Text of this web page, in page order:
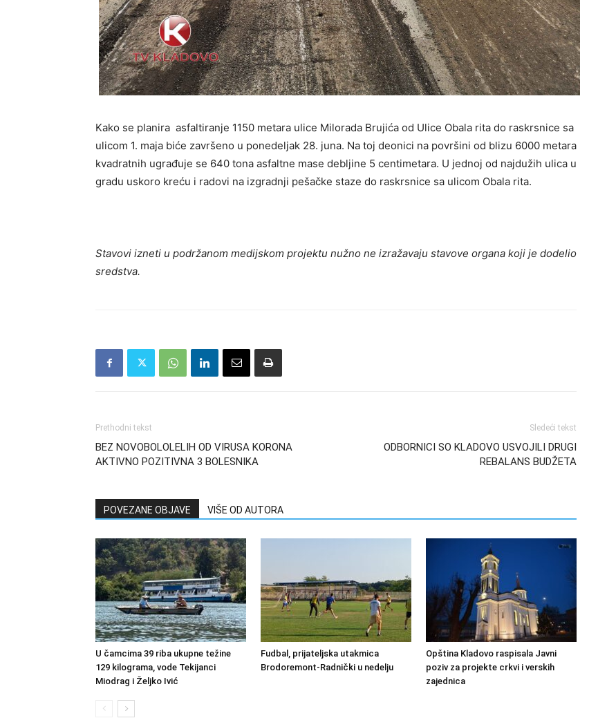
Kako se planira asfaltiranje 1150 metara ulice Milorada Brujića od Ulice Obala rita do raskrsnice sa
ulicom 1. maja biće završeno u ponedeljak 28. juna. Na toj deonici na površini od blizu 6000 metara
kvadratnih ugrađuje se 640 tona asfaltne mase debljine 5 centimetara. U jednoj od najdužih ulica u
gradu uskoro kreću i radovi na izgradnji pešačke staze do raskrsnice sa ulicom Obala rita.
Stavovi izneti u podržanom medijskom projektu nužno ne izražavaju stavove organa koji je dodelio
sredstva.
Prethodni tekst
BEZ NOVOBOLOLELIH OD VIRUSA KORONA
AKTIVNO POZITIVNA 3 BOLESNIKA
Sledeći tekst
ODBORNICI SO KLADOVO USVOJILI DRUGI
REBALANS BUDŽETA
POVEZANE OBJAVE VIŠE OD AUTORA
U čamcima 39 riba ukupne težine
129 kilograma, vode Tekijanci
Miodrag i Željko Ivić
Fudbal, prijateljska utakmica
Brodoremont-Radnički u nedelju
Opština Kladovo raspisala Javni
poziv za projekte crkvi i verskih
zajednica